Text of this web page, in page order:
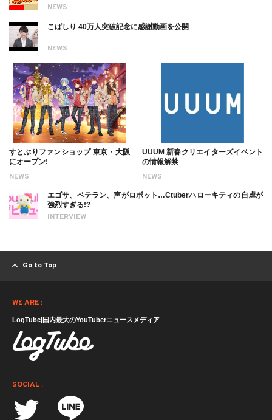
NEWS
NEWS
こばしり 40万人突破記念に感謝動画を公開
NEWS
すとぷりファンショップ 東京・大阪
にオープン!
NEWS
UUUM 新春クリエイターズイベント
の情報解禁
INTERVIEW
エゴサ、ベテラン、声がロボット…Ctuberハローキティの自虐が
強烈すぎる!?
Go to Top
WE ARE :
LogTube|国内最大のYouTuberニュースメディア
SOCIAL :